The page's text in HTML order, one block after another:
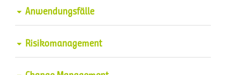
Integration in die Arbeitsumgebung
Anwendungsfälle
Geschäftsprozesse optimieren
Risikomanagement
Strategien zur Identifizierung und